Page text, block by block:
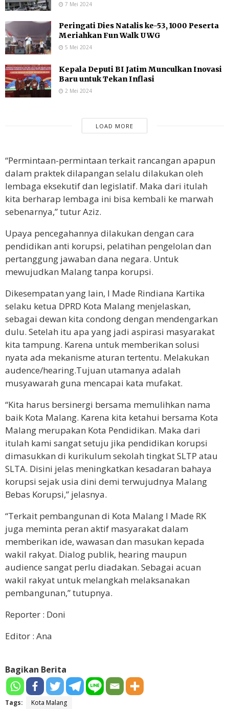
7 Mei 2024
Peringati Dies Natalis ke-53, 1000 Peserta
Meriahkan Fun Walk UWG
5 Mei 2024
Kepala Deputi BI Jatim Munculkan Inovasi
Baru untuk Tekan Inflasi
2 Mei 2024
LOAD MORE
“Permintaan-permintaan terkait rancangan apapun
dalam praktek dilapangan selalu dilakukan oleh
lembaga eksekutif dan legislatif. Maka dari itulah
kita berharap lembaga ini bisa kembali ke marwah
sebenarnya,” tutur Aziz.
Upaya pencegahannya dilakukan dengan cara
pendidikan anti korupsi, pelatihan pengelolan dan
pertanggung jawaban dana negara. Untuk
mewujudkan Malang tanpa korupsi.
Dikesempatan yang lain, I Made Rindiana Kartika
selaku ketua DPRD Kota Malang menjelaskan,
sebagai dewan kita condong dengan mendengarkan
dulu. Setelah itu apa yang jadi aspirasi masyarakat
kita tampung. Karena untuk memberikan solusi
nyata ada mekanisme aturan tertentu. Melakukan
audence/hearing.Tujuan utamanya adalah
musyawarah guna mencapai kata mufakat.
“Kita harus bersinergi bersama memulihkan nama
baik Kota Malang. Karena kita ketahui bersama Kota
Malang merupakan Kota Pendidikan. Maka dari
itulah kami sangat setuju jika pendidikan korupsi
dimasukkan di kurikulum sekolah tingkat SLTP atau
SLTA. Disini jelas meningkatkan kesadaran bahaya
korupsi sejak usia dini demi terwujudnya Malang
Bebas Korupsi,” jelasnya.
“Terkait pembangunan di Kota Malang I Made RK
juga meminta peran aktif masyarakat dalam
memberikan ide, wawasan dan masukan kepada
wakil rakyat. Dialog publik, hearing maupun
audience sangat perlu diadakan. Sebagai acuan
wakil rakyat untuk melangkah melaksanakan
pembangunan,” tutupnya.
Reporter : Doni
Editor : Ana
Bagikan Berita
Tags: Kota Malang